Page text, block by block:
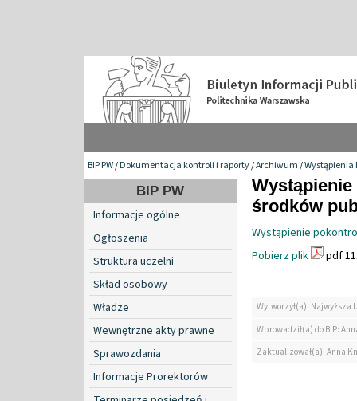
BIP PW/Dokumentacja kontroli i raporty/Archiwum/Wystąpienia
BIP PW
Informacje ogólne
Ogłoszenia
Struktura uczelni
Skład osobowy
Władze
Wewnętrzne akty prawne
Sprawozdania
Informacje Prorektorów
środków
Wystąpienie
Pobierz plik
pdf
Wytworzył(a): Najwyższa
Wprowadził(a) do BIP:
Zaktualizował(a): Anna